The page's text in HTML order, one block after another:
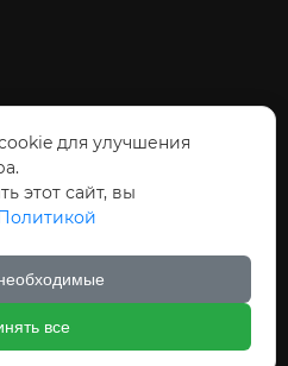
Чжуншань Хайвэй
для улучшения
этот сайт, вы
все